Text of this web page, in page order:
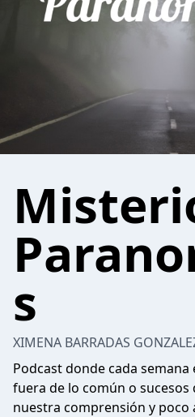
s
XIMENA BARRADAS
Podcast donde cada
fuera de lo común o sucesos
nuestra comprensión y poco